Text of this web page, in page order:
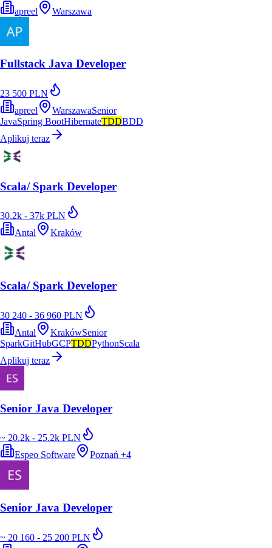
apreel
Warszawa
Fullstack Java Developer
23 500 PLN
apreel
WarszawaSenior
JavaSpring BootHibernateTDDBDD
Aplikuj teraz
Scala/ Spark Developer
30.2k - 37k PLN
Antal
Kraków
Scala/ Spark Developer
30 240 - 36 960 PLN
Antal
KrakówSenior
SparkGitHubGCPTDDPythonScala
Aplikuj teraz
Senior Java Developer
~ 20.2k - 25.2k PLN
Espeo Software
Poznań +4
Senior Java Developer
~ 20 160 - 25 200 PLN